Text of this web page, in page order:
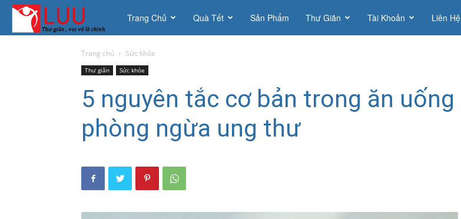
Thích
là
Trang Chủ Quà Tết Sản Phẩm Thư Giãn Tài Khoản Liên Hệ
Trang chủ Sức khỏe
Thư giãn Sức khỏe
5 nguyên tắc cơ bản trong ăn uống
phòng ngừa ung thư